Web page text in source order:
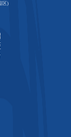
区)